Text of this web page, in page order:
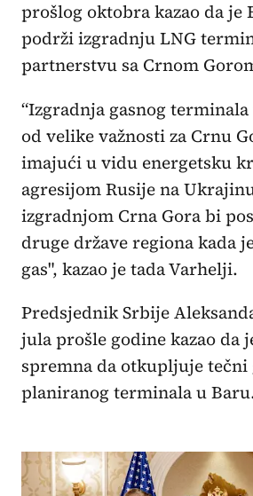
prošlog oktobra kazao da je
podrži izgradnju LNG
partnerstvu sa Crnom
“Izgradnja gasnog
od velike važnosti za Crnu
imajući u vidu energetsku
agresijom Rusije na
izgradnjom Crna Gora bi
druge države regiona kada
gas", kazao je tada Varhelji.
Predsjednik Srbije
jula prošle godine kazao da
spremna da otkupljuje tečni
planiranog terminala u